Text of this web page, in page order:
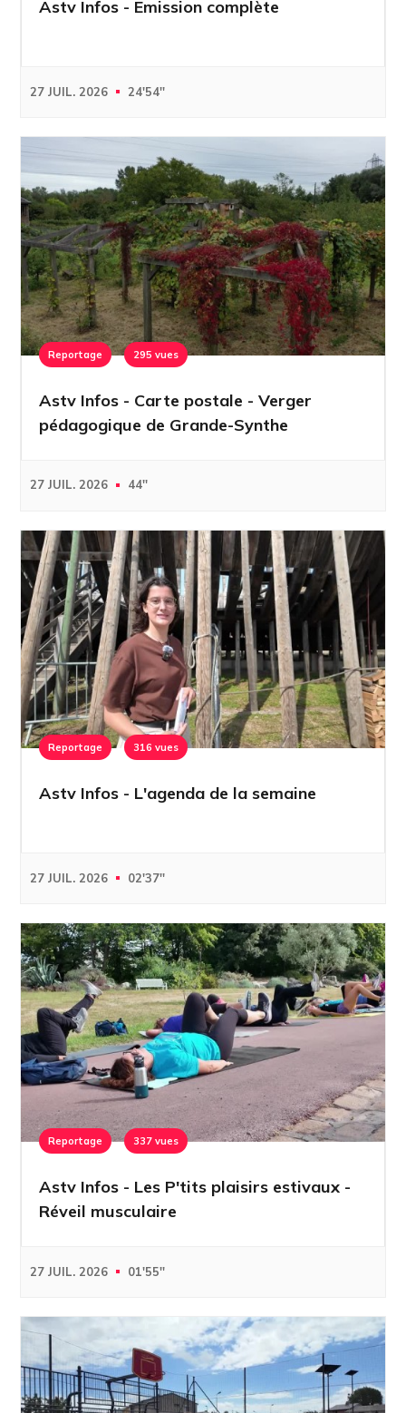
Astv Infos - Emission complète
27 JUIL. 2026 24'54''
Reportage 295 vues
Astv Infos - Carte postale - Verger
pédagogique de Grande-Synthe
27 JUIL. 2026 44''
Reportage 316 vues
Astv Infos - L'agenda de la semaine
27 JUIL. 2026 02'37''
Reportage 337 vues
Astv Infos - Les P'tits plaisirs estivaux -
Réveil musculaire
27 JUIL. 2026 01'55''